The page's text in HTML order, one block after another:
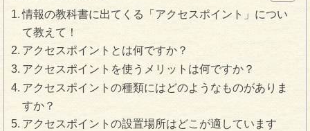
情報の教科書に出てくる「アクセスポイント」につい
て教えて！
アクセスポイントとは何ですか？
アクセスポイントを使うメリットは何ですか？
アクセスポイントの種類にはどのようなものがありま
すか？
アクセスポイントの設置場所はどこが適しています